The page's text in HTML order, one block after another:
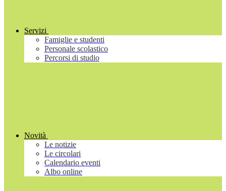
Servizi
Famiglie e studenti
Personale scolastico
Percorsi di studio
Novità
Le notizie
Le circolari
Calendario eventi
Albo online